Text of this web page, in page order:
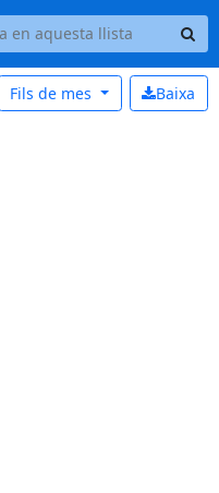
Baixa
Fils de mes